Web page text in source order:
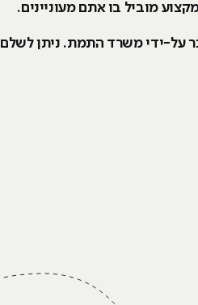
מוביל בו אתם מעוניינים.
על-ידי משרד התמת. ניתן לשלם